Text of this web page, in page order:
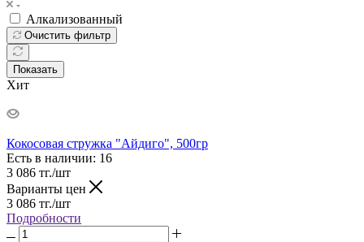
Алкализованный
Очистить фильтр
Показать
Хит
Кокосовая стружка "Айдиго", 500гр
Есть в наличии: 16
3 086 тг./шт
Варианты цен
3 086 тг./шт
Подробности